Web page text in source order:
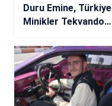
Duru Emine, Türkiye
Minikler Tekvando
üçüncü oldu